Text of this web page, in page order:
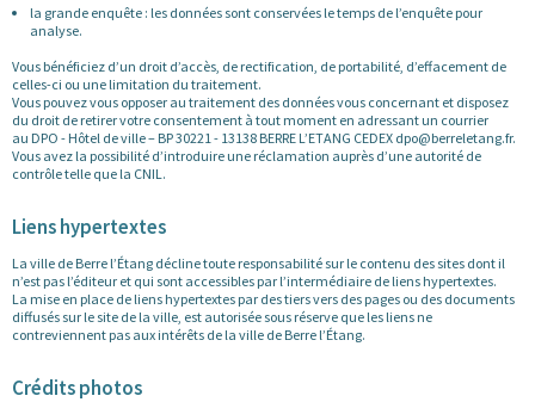
la grande enquête : les données sont conservées le temps de l’enquête pour
analyse.
Vous bénéficiez d’un droit d’accès, de rectification, de portabilité, d’effacement de
celles-ci ou une limitation du traitement.
Vous pouvez vous opposer au traitement des données vous concernant et disposez
du droit de retirer votre consentement à tout moment en adressant un courrier
au DPO - Hôtel de ville – BP 30221 - 13138 BERRE L’ETANG CEDEX dpo@berreletang.fr.
Vous avez la possibilité d’introduire une réclamation auprès d’une autorité de
contrôle telle que la CNIL.
Liens hypertextes
La ville de Berre l’Étang décline toute responsabilité sur le contenu des sites dont il
n’est pas l’éditeur et qui sont accessibles par l’intermédiaire de liens hypertextes.
La mise en place de liens hypertextes par des tiers vers des pages ou des documents
diffusés sur le site de la ville, est autorisée sous réserve que les liens ne
contreviennent pas aux intérêts de la ville de Berre l’Étang.
Crédits photos